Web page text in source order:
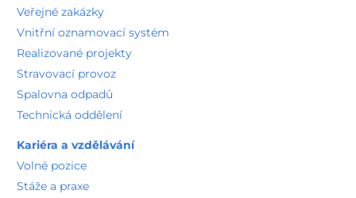
Veřejné zakázky
Vnitřní oznamovací systém
Realizované projekty
Stravovací provoz
Spalovna odpadů
Technická oddělení
Kariéra a vzdělávání
Volné pozice
Stáže a praxe